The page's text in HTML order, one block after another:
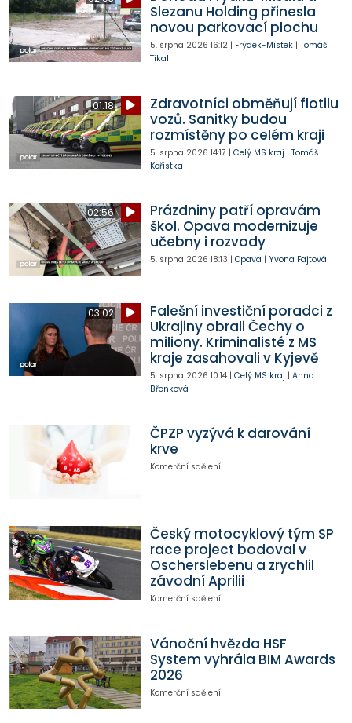
Slezanu Holding přinesla
novou parkovací plochu
5. srpna 2026 16:12| Frýdek-Místek| Tomáš
Tikal
01:18
Zdravotníci obměňují flotilu
vozů. Sanitky budou
rozmístěny po celém kraji
5. srpna 2026 14:17 | Celý MS kraj | Tomáš
Kořistka
02:56
Prázdniny patří opravám
škol. Opava modernizuje
učebny i rozvody
5. srpna 2026 18:13 | Opava | Yvona Fajtová
03:02
Falešní investiční poradci z
Ukrajiny obrali Čechy o
miliony. Kriminalisté z MS
kraje zasahovali v Kyjevě
5. srpna 2026 10:14| Celý MS kraj | Anna
Břenková
ČPZP vyzývá k darování
krve
Komerční sdělení
Český motocyklový tým SP
race project bodoval v
Oscherslebenu a zrychlil
závodní Aprilii
Komerční sdělení
Vánoční hvězda HSF
System vyhrála BIM Awards
2026
Komerční sdělení